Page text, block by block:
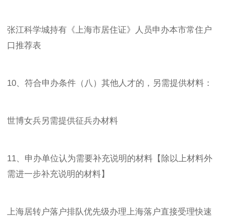
张江科学城持有《上海市居住证》人员申办本市常住户
口推荐表
10、符合申办条件（八）其他人才的，另需提供材料：
世博女兵另需提供征兵办材料
11、申办单位认为需要补充说明的材料【除以上材料外
需进一步补充说明的材料】
上海居转户落户排队优先级办理上海落户直接受理快速